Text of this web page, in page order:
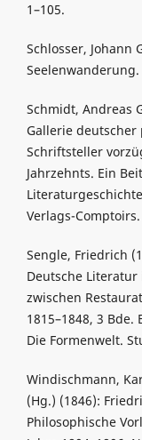
1–105.
Schlosser, Johann
Seelenwanderung.
Schmidt, Andreas
Gallerie deutscher
Schriftsteller
Jahrzehnts. Ein
Verlags-Comptoirs.
Sengle, Friedrich
Deutsche
zwischen
1815–1848, 3
Die Formenwelt.
Windischmann,
(Hg.) (1846):
Philosophische